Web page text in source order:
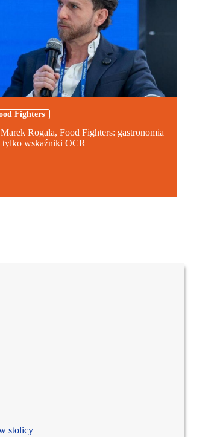
Fighters
Rogala, Food Fighters: gastronomia
tylko wskaźniki OCR
stolicy